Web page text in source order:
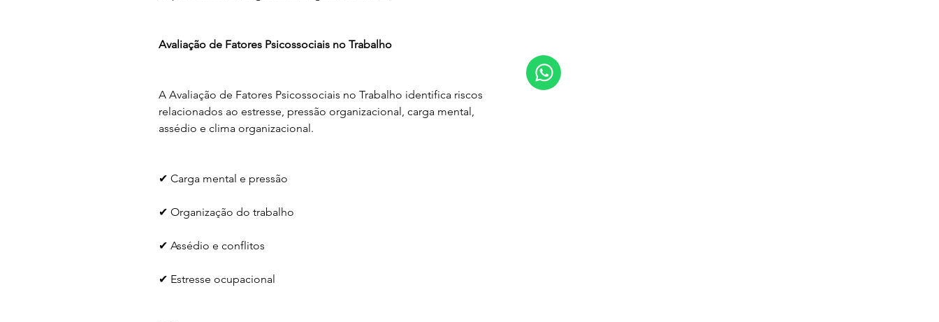
Avaliação de Fatores Psicossociais no Trabalho
A Avaliação de Fatores Psicossociais no Trabalho identifica riscos
relacionados ao estresse, pressão organizacional, carga mental,
assédio e clima organizacional.
✔ Carga mental e pressão
✔ Organização do trabalho
✔ Assédio e conflitos
✔ Estresse ocupacional